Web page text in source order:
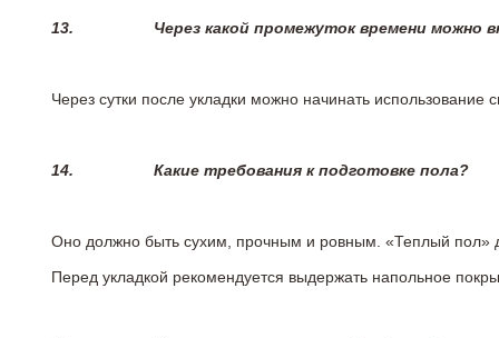
13. Через какой промежуток времени можно
Через сутки после укладки можно начинать
14. Какие требования к подготовке пола?
Оно должно быть сухим, прочным и ровным. «Теплый пол»
Перед укладкой рекомендуется выдержать напольное